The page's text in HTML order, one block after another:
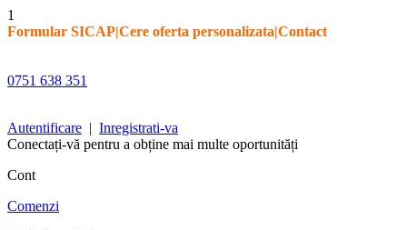
1
Formular SICAP|Cere oferta personalizata|Contact
0751 638 351
Autentificare | Inregistrati-va
Conectați-vă pentru a obține mai multe oportunități
Cont
Comenzi